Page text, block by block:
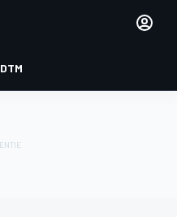
DTM